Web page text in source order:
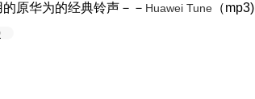
的原华为的经典铃声－－ Huawei Tune （mp3)